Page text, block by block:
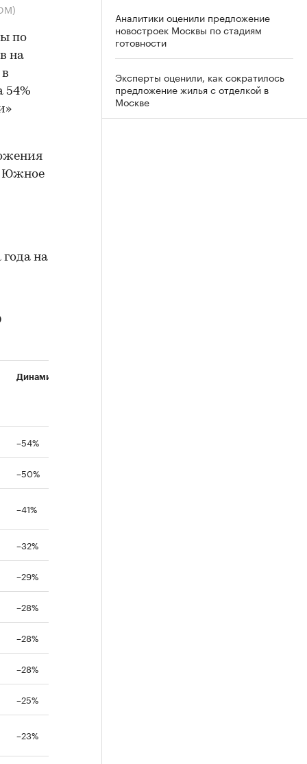
по
на
54%
Южное
на
Динамика
–54%
–50%
–41%
–32%
–29%
–28%
–28%
–28%
–25%
–23%
Аналитики оценили предложение
новостроек Москвы по стадиям
готовности
Эксперты оценили, как сократилось
предложение жилья с отделкой в
Москве